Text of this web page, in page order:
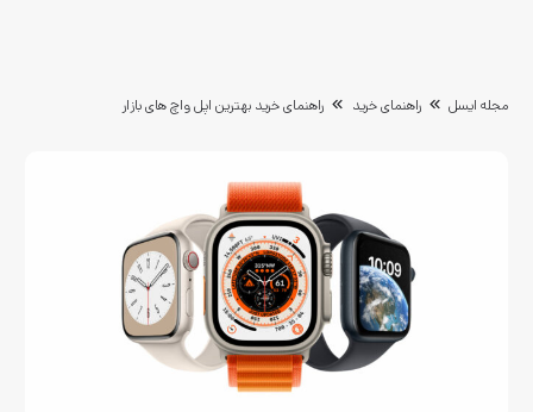
مجله ایسل راهنمای خرید راهنمای خرید بهترین اپل واچ های بازار